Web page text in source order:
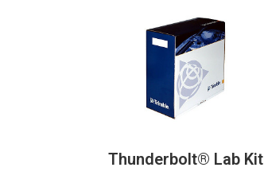
Thunderbolt® Lab Kit